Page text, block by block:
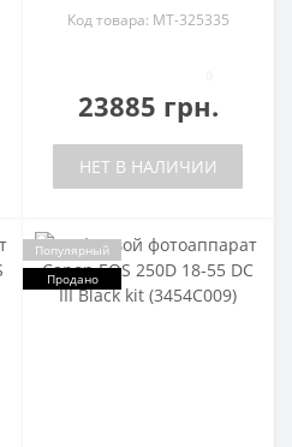
Код товара: MT-325335
23885 грн.
НЕТ В НАЛИЧИИ
Популярный
Продано